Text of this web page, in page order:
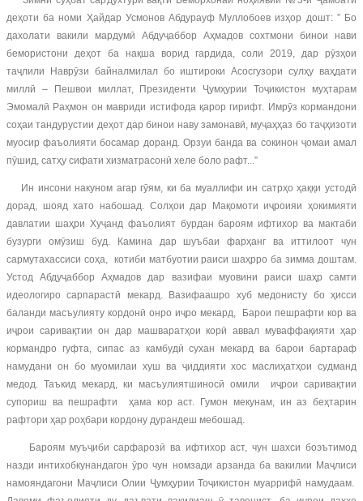
деҳоти ба номи Ҳайдар Усмонов Абдурауф Муллобоев изҳор дошт: ” Бо
дахолати вакили мардумӣ Абдуҷаббор Аҳмадов сохтмони бинои нави
бемористони деҳот ба нақша ворид гардида, соли 2019, дар рӯзҳои
таҷлили Наврӯзи байналмилал бо иштироки Асосгузори сулҳу ваҳдати
миллӣ – Пешвои миллат, Президенти Ҷумҳурии Тоҷикистон муҳтарам
Эмомалӣ Раҳмон он мавриди истифода қарор гирифт. Имрӯз кормандони
соҳаи тандурустии деҳот дар бинои наву замонавӣ, муҷаҳҳаз бо таҷҳизоти
муосир фаъолияти босамар доранд. Орзуи банда ва сокинон ҷомаи амал
пӯшид, сатҳу сифати хизматрасонӣ хеле боло рафт...”
Ин инсони накуном агар гӯям, ки ба муаллифи ин сатрҳо ҳаққи устодӣ
дорад, шояд хато набошад. Солҳои дар Мақомоти иҷроияи ҳокимияти
давлатии шаҳри Хуҷанд фаъолият бурдан бароям ифтихор ва мактаби
бузурги омӯзиш буд. Камина дар шуъбаи фарҳанг ва иттилоот чун
сармутахассиси соҳа, котиби матбуотии раиси шаҳрро ба зимма доштам.
Устод Абдуҷаббор Аҳмадов дар вазифаи муовини раиси шаҳр самти
идеологиро сарпарастӣ мекард. Вазифаашро хуб медонисту бо ҳисси
баланди масъулияту кордонӣ онро иҷро мекард, Барои пешрафти кор ва
иҷрои саривақтии он дар машваратҳои корӣ аввал муваффақияти ҳар
кормандро гуфта, сипас аз камбудӣ сухан мекард ва барои бартараф
намудани он бо муомилаи хуш ва ҷиддияти хос маслиҳатҳои судманд
медод. Таъкид мекард, ки масъулиятшиносӣ омили иҷрои саривақтии
супориш ва пешрафти ҳама кор аст. Гумон мекунам, ин аз беҳтарин
рафтори ҳар роҳбари кордону дурандеш мебошад.
Бароям муъҷиби сарфарозӣ ва ифтихор аст, чун шахси боэътимод
назди интихобкунандагон ӯро чун номзади арзанда ба вакилии Маҷлиси
намояндагони Маҷлиси Олии Ҷумҳурии Тоҷикистон муаррифӣ намудаам.